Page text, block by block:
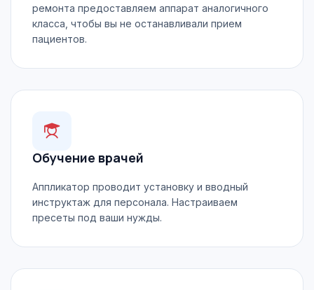
ремонта предоставляем аппарат аналогичного
класса, чтобы вы не останавливали прием
пациентов.
Обучение врачей
Аппликатор проводит установку и вводный
инструктаж для персонала. Настраиваем
пресеты под ваши нужды.